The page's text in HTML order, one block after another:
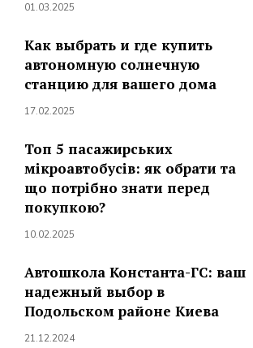
01.03.2025
Как выбрать и где купить
автономную солнечную
станцию для вашего дома
17.02.2025
Топ 5 пасажирських
мікроавтобусів: як обрати та
що потрібно знати перед
покупкою?
10.02.2025
Автошкола Константа-ГС: ваш
надежный выбор в
Подольском районе Киева
21.12.2024